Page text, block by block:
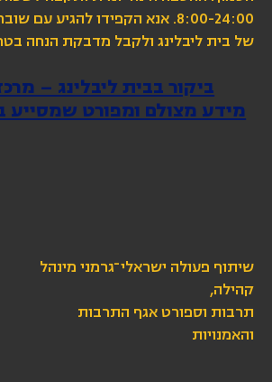
8:00-24:00. אנא הקפידו להגיע עם
של בית ליבלינג ולקבל מדבקת הנחה
שיתוף פעולה ישראלי־גרמני מינהל
קהילה,
תרבות וספורט אגף התרבות
והאמנויות
ביקור בבית ליבלינג –
מידע מצולם ומפורט שמסייע